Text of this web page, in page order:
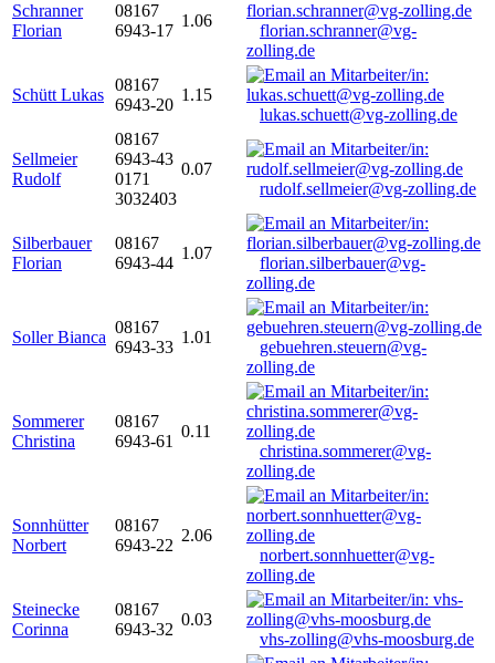
Schranner
Florian
08167
6943-17
1.06
florian.schranner@vg-
zolling.de
Schütt Lukas
08167
6943-20
1.15
lukas.schuett@vg-zolling.de
Sellmeier
Rudolf
08167
6943-43
0171
3032403
0.07
rudolf.sellmeier@vg-zolling.de
Silberbauer
Florian
08167
6943-44
1.07
florian.silberbauer@vg-
zolling.de
Soller Bianca
08167
6943-33
1.01
gebuehren.steuern@vg-
zolling.de
Sommerer
Christina
08167
6943-61
0.11
christina.sommerer@vg-
zolling.de
Sonnhütter
Norbert
08167
6943-22
2.06
norbert.sonnhuetter@vg-
zolling.de
Steinecke
Corinna
08167
6943-32
0.03
vhs-zolling@vhs-moosburg.de